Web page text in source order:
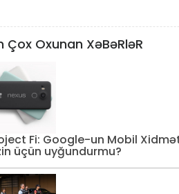
Çox Oxunan XəBəRləR
Fi: Google-un Mobil
üçün uyğundurmu?